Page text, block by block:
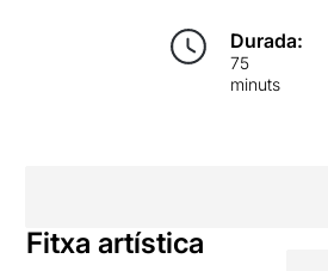
Durada:
75
minuts
Fitxa artística